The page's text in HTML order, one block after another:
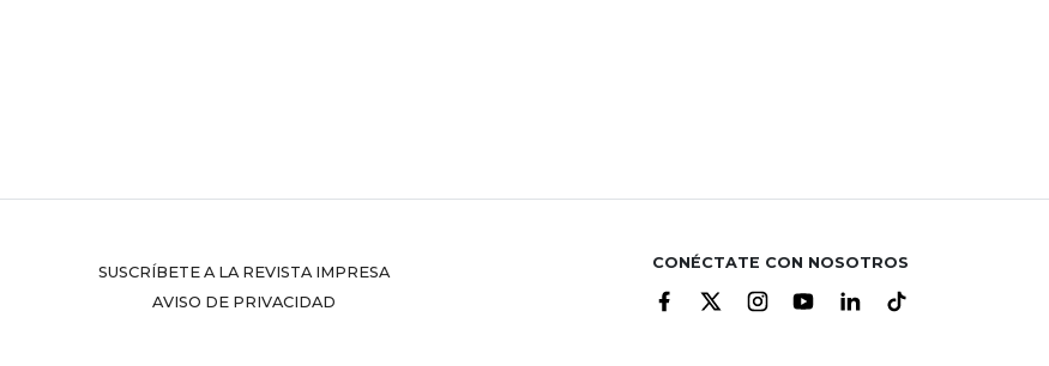
SUSCRÍBETE A LA REVISTA IMPRESA
AVISO DE PRIVACIDAD
CONÉCTATE CON NOSOTROS